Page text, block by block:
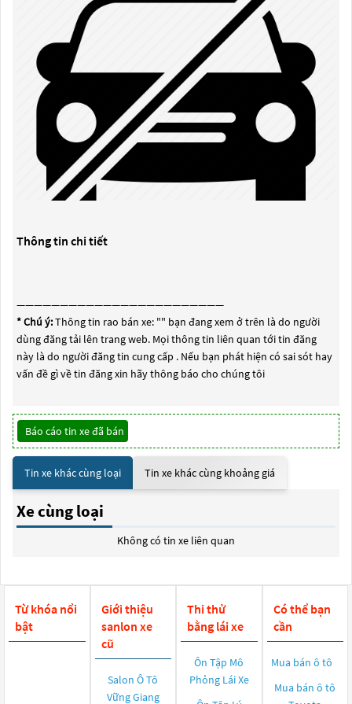
Thông tin chi tiết
————————————————————————
* Chú ý:Thông tin rao bán xe: "" bạn đang xem ở trên là do người
dùng đăng tải lên trang web. Mọi thông tin liên quan tới tin đăng
này là do người đăng tin cung cấp . Nếu bạn phát hiện có sai sót hay
vấn đề gì về tin đăng xin hãy thông báo cho chúng tôi
Báo cáo tin xe đã bán
Tin xe khác cùng loại Tin xe khác cùng khoảng giá
Xe cùng loại
Không có tin xe liên quan
Từ khóa nổi
bật
Giới thiệu
sanlon xe
cũ
Salon Ô Tô
Vững Giang
Thi thử
bằng lái xe
Ôn Tập Mô
Phỏng Lái Xe
Có thể bạn
cần
Mua bán ô tô
Mua bán ô tô